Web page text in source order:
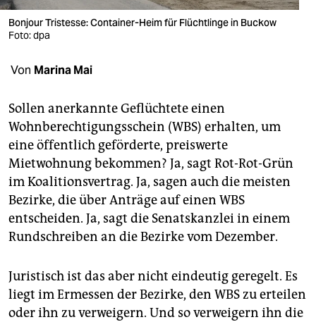
verlag
veranstaltungen
shop
unterstützen
abo
genossenschaft
epaper login
Bonjour Tristesse: Container-Heim für Flüchtlinge in Buckow
Foto: dpa
Von Marina Mai
Sollen anerkannte Geflüchtete einen
Wohnberechtigungsschein (WBS) erhalten, um
eine öffentlich geförderte, preiswerte
Mietwohnung bekommen? Ja, sagt Rot-Rot-Grün
im Koalitionsvertrag. Ja, sagen auch die meisten
Bezirke, die über Anträge auf einen WBS
entscheiden. Ja, sagt die Senatskanzlei in einem
Rundschreiben an die Bezirke vom Dezember.
Juristisch ist das aber nicht eindeutig geregelt. Es
liegt im Ermessen der Bezirke, den WBS zu erteilen
oder ihn zu verweigern. Und so verweigern ihn die